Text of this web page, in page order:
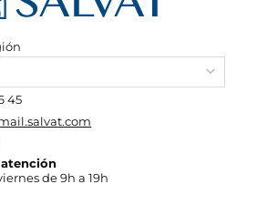
45
de 9h a 19h